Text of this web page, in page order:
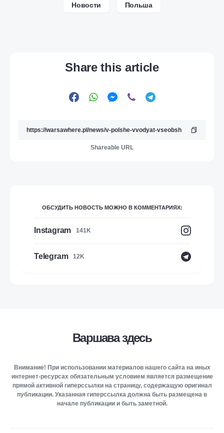
Новости Польша
Share this article
Shareable URL
ОБСУДИТЬ НОВОСТЬ МОЖНО В КОММЕНТАРИЯХ:
Instagram 141K
Telegram 12K
Варшава здесь
Внимание! При использовании материалов нашего сайта на иных
интернет-ресурсах обязательным условием является размещение
прямой активной гиперссылки на страницу, содержащую оригинал
публикации. Указанная гиперссылка должна быть размещена в
начале публикации и быть заметной.